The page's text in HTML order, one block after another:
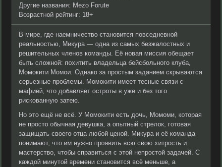
Другие названия: Mezo Forute
Возрастной рейтинг: 18+
В мире, где наемничество становится повседневной
реальностью, Микура — одна из самых безжалостных и
решительных членов команды. Её новая миссия обещает
быть сложной: похитить владельца бейсбольного клуба,
Момокити Момои. Однако за простым заданием скрываются
серьезные проблемы. Момокити имеет тесные связи с
мафией, что добавляет остроты в уже и без того
рискованную затею.
Но это ещё не всё. У Момокити есть дочь, Момоми, которая
не просто обычная девушка, а опытный стрелок, готовая
защищать своего отца любой ценой. Микура и её команда
понимают, что им нужно проявить всю свою хитрость и
мастерство, чтобы справиться с этой непростой задачей. С
каждой минутой времени становится всё меньше, а